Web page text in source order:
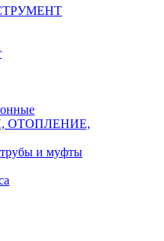
ОТОПЛЕНИЕ,
и муфты